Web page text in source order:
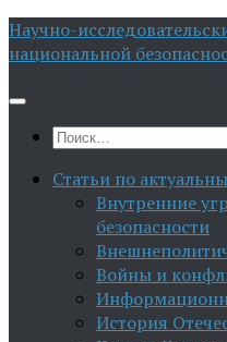
Перейти
к
Научно-
национальной
Найти:
Статьи по
Внутренние
безопасности
Войны и
История